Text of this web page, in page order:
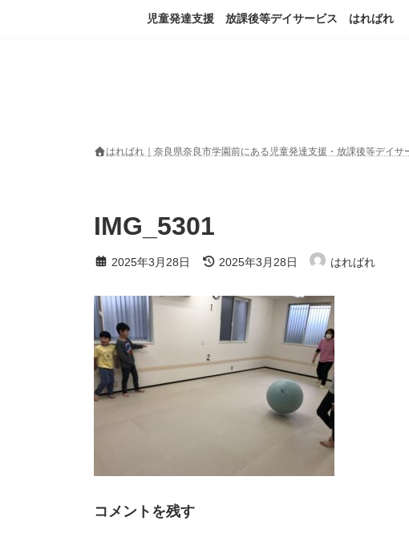
児童発達支援 放課後等デイサービス はればれ
はればれ｜奈良県奈良市学園前にある児童発達支援・放課後等デイサ
IMG_5301
2025年3月28日
最
終
新
日
時
:
2025年3月28日 はればれ
コメントを残す